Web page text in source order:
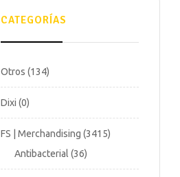
CATEGORÍAS
Otros 134
Dixi 0
FS | Merchandising 3415
Antibacterial 36